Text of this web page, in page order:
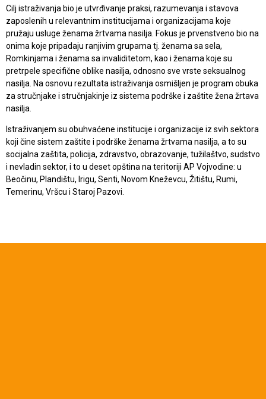
Cilj istraživanja bio je utvrđivanje praksi, razumevanja i stavova
zaposlenih u relevantnim institucijama i organizacijama koje
pružaju usluge ženama žrtvama nasilja. Fokus je prvenstveno bio na
onima koje pripadaju ranjivim grupama tj. ženama sa sela,
Romkinjama i ženama sa invaliditetom, kao i ženama koje su
pretrpele specifične oblike nasilja, odnosno sve vrste seksualnog
nasilja. Na osnovu rezultata istraživanja osmišljen je program obuka
za stručnjake i stručnjakinje iz sistema podrške i zaštite žena žrtava
nasilja.
Istraživanjem su obuhvaćene institucije i organizacije iz svih sektora
koji čine sistem zaštite i podrške ženama žrtvama nasilja, a to su
socijalna zaštita, policija, zdravstvo, obrazovanje, tužilaštvo, sudstvo
i nevladin sektor, i to u deset opština na teritoriji AP Vojvodine: u
Beočinu, Plandištu, Irigu, Senti, Novom Kneževcu, Žitištu, Rumi,
Temerinu, Vršcu i Staroj Pazovi.